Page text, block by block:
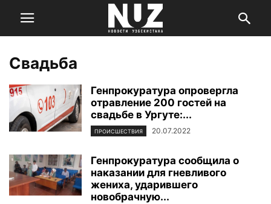
Свадьба
Генпрокуратура опровергла
отравление 200 гостей на
свадьбе в Ургуте:...
ПРОИСШЕСТВИЯ 20.07.2022
Генпрокуратура сообщила о
наказании для гневливого
жениха, ударившего
новобрачную...